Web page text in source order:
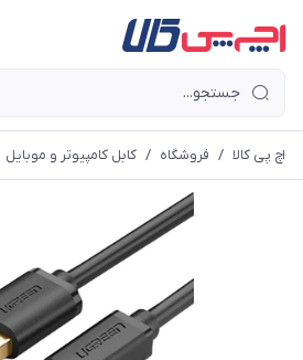
اچ پی کالا / فروشگاه / کابل کامپیوتر و موبایل